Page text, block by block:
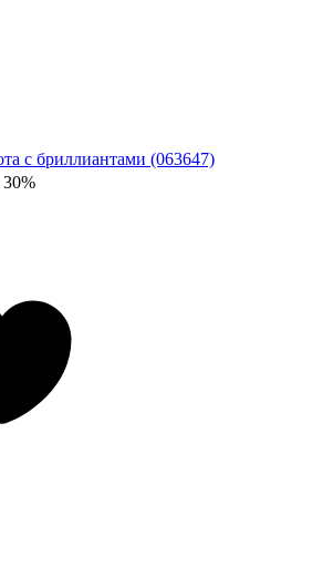
с бриллиантами (063647)
30%